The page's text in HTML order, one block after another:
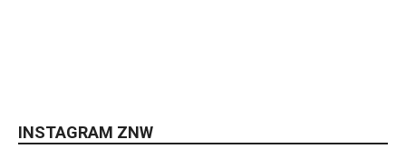
INSTAGRAM ZNW